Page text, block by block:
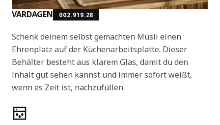
VARDAGEN 002.919.28
Schenk deinem selbst gemachten Müsli einen
Ehrenplatz auf der Küchenarbeitsplatte. Dieser
Behälter besteht aus klarem Glas, damit du den
Inhalt gut sehen kannst und immer sofort weißt,
wenn es Zeit ist, nachzufüllen.
Produktmerkmale